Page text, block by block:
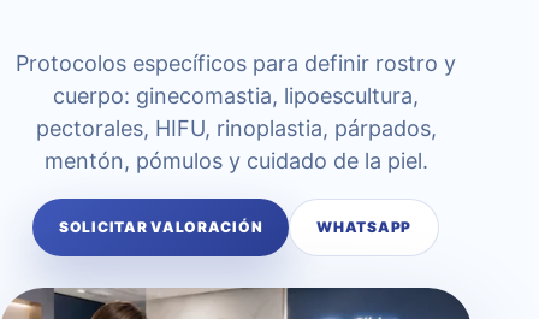
Protocolos específicos para definir rostro y
cuerpo: ginecomastia, lipoescultura,
pectorales, HIFU, rinoplastia, párpados,
mentón, pómulos y cuidado de la piel.
SOLICITAR VALORACIÓN WHATSAPP